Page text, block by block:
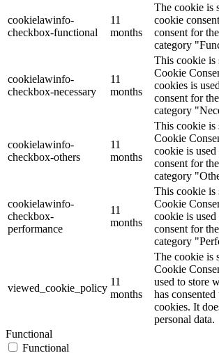
cookielawinfo-
checkbox-functional
11
months
The cookie is
cookie
consent for
category
cookielawinfo-
checkbox-necessary
11
months
This cookie is
Cookie
cookies is
consent for
category
cookielawinfo-
checkbox-others
11
months
This cookie is
Cookie
cookie is used
consent for
category
cookielawinfo-
checkbox-
performance
11
months
This cookie is
Cookie
cookie is used
consent for
category
viewed_cookie_policy
11
months
The cookie is
Cookie
used to store
has
cookies. It
personal data.
Functional
Functional